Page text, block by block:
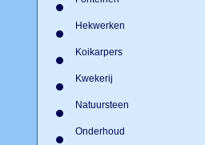
Fonteinen
Hekwerken
Koikarpers
Kwekerij
Natuursteen
Onderhoud